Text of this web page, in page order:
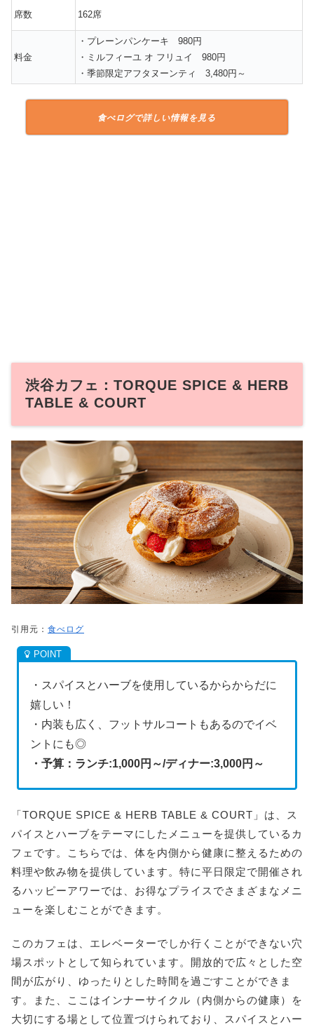
席数 162席
料金
・プレーンパンケーキ 980円
・ミルフィーユ オ フリュイ 980円
・季節限定アフタヌーンティ 3,480円～
食べログで詳しい情報を見る
渋谷カフェ：TORQUE SPICE & HERB
TABLE & COURT
引用元： 食べログ
・スパイスとハーブを使用しているからからだに
嬉しい！
・内装も広く、フットサルコートもあるのでイベ
ントにも◎
・予算：ランチ:1,000円～/ディナー:3,000円～
「TORQUE SPICE & HERB TABLE & COURT」は、ス
パイスとハーブをテーマにしたメニューを提供しているカ
フェです。こちらでは、体を内側から健康に整えるための
料理や飲み物を提供しています。特に平日限定で開催され
るハッピーアワーでは、お得なプライスでさまざまなメニ
ューを楽しむことができます。
このカフェは、エレベーターでしか行くことができない穴
場スポットとして知られています。開放的で広々とした空
間が広がり、ゆったりとした時間を過ごすことができま
す。また、ここはインナーサイクル（内側からの健康）を
大切にする場として位置づけられており、スパイスとハー